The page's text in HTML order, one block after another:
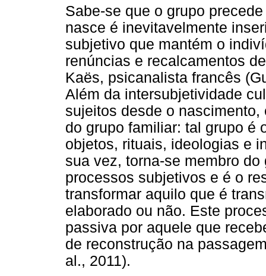
Sabe-se que o grupo
nasce é inevitavelmente
subjetivo que mantém o
renúncias e recalcamentos
Kaës, psicanalista francês
Além da intersubjetividade
sujeitos desde o
do grupo familiar: tal grupo é
objetos, rituais, ideologias e
sua vez, torna-se membro
processos subjetivos e é o
transformar aquilo que é
elaborado ou não. Este
passiva por aquele que
de reconstrução na
al., 2011).